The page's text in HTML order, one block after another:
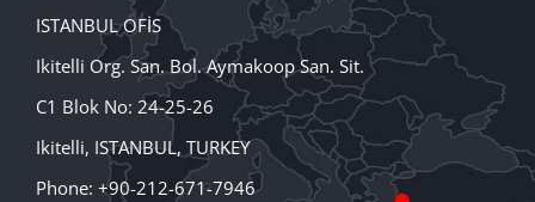
ISTANBUL OFİS
Ikitelli Org. San. Bol. Aymakoop San. Sit.
C1 Blok No: 24-25-26
Ikitelli, ISTANBUL, TURKEY
Phone: +90-212-671-7946